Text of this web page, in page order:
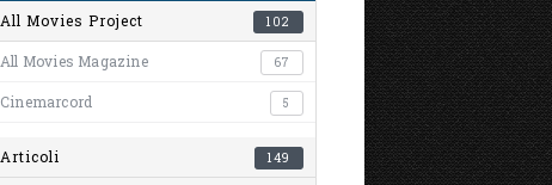
All Movies Project 102
All Movies Magazine 67
Cinemarcord 5
Articoli 149